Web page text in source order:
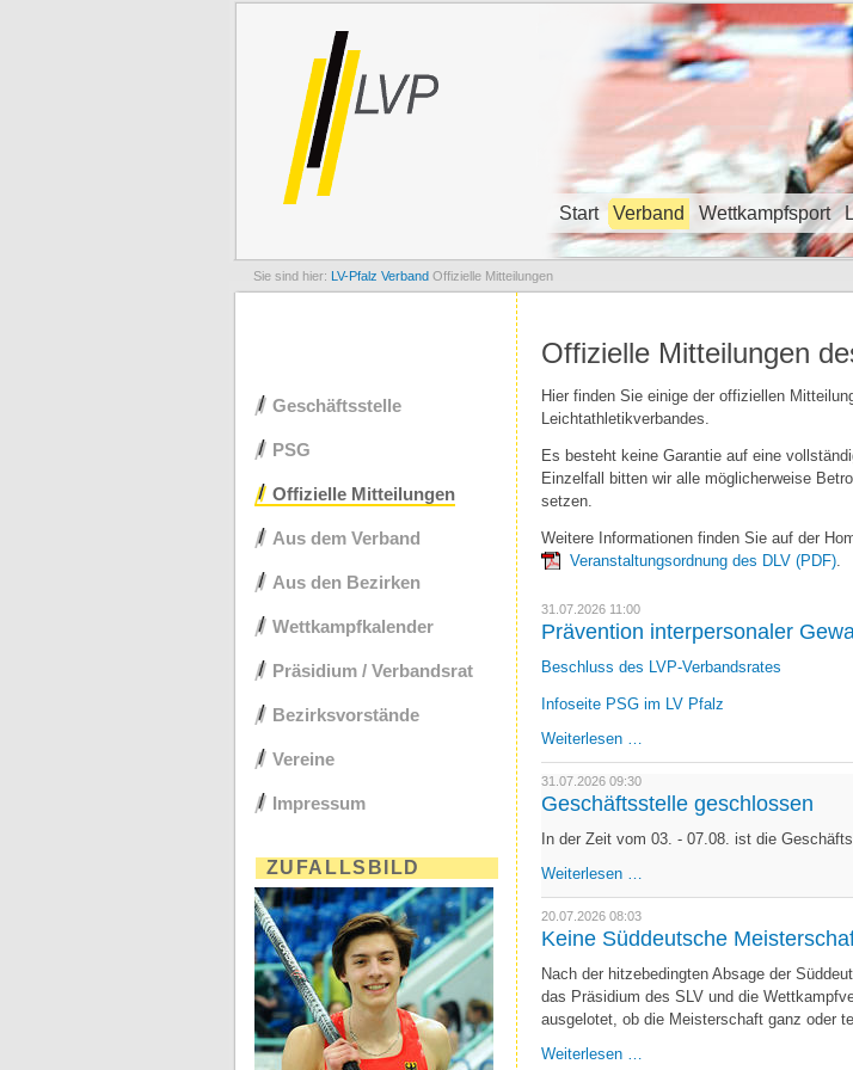
Navigation überspringen
Start Verband Wettkampfsport
LV-Pfalz Verband Offizielle Mitteilungen
Offizielle Mitteilungen
Hier finden Sie einige der offiziellen
Leichtathletikverbandes.
Es besteht keine Garantie auf eine
Einzelfall bitten wir alle möglicherweise
setzen.
Weitere Informationen finden Sie auf der
Veranstaltungsordnung des DLV (PDF).
31.07.2026 11:00
Prävention interpersonaler
Beschluss des LVP-Verbandsrates
Infoseite PSG im LV Pfalz
Weiterlesen …
Gewalt
PSG
31.07.2026 09:30
Geschäftsstelle geschlossen
In der Zeit vom 03. - 07.08. ist die
Weiterlesen …
20.07.2026 08:03
Keine Süddeutsche
Nach der hitzebedingten Absage der
das Präsidium des SLV und die
ausgelotet, ob die Meisterschaft ganz oder
Weiterlesen …
Navigation
überspringen
Geschäftsstelle
PSG
Offizielle Mitteilungen
Aus dem Verband
Aus den Bezirken
Wettkampfkalender
Präsidium / Verbandsrat
Bezirksvorstände
Vereine
Impressum
ZUFALLSBILD